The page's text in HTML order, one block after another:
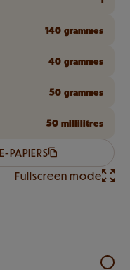
140 grammes
40 grammes
50 grammes
50 millilitres
PAPIERS
Fullscreen mode